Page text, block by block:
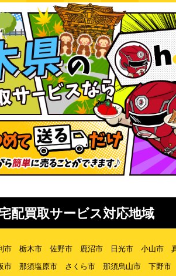
配買取サービス対応地域
市 栃木市 佐野市 鹿沼市 日光市 小山市
市 那須塩原市 さくら市 那須烏山市 下野市